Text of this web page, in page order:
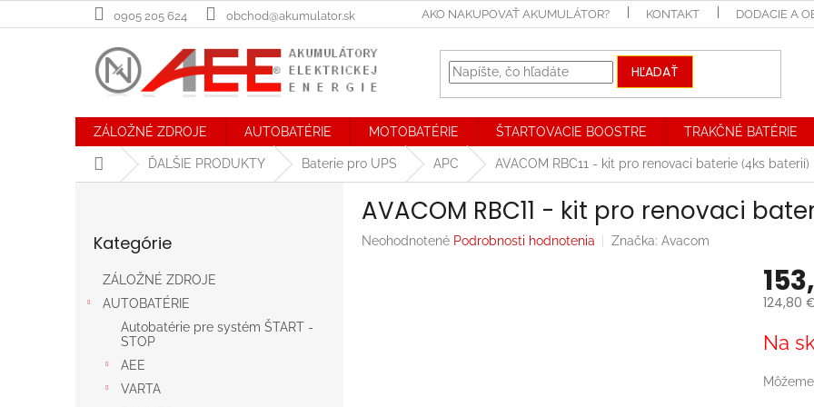
na
0905 205 624 obchod@akumulator.sk AKO NAKUPOVAŤ AKUMULÁTOR? KONTAKT DODACIE A
HĽADAŤ
ZÁLOŽNÉ ZDROJE AUTOBATÉRIE MOTOBATÉRIE ŠTARTOVACIE BOOSTRE TRAKČNÉ BATÉRIE
DomovĎALŠIE PRODUKTY Baterie pro UPS APC AVACOM RBC11 - kit pro renovaci baterie (4ks baterií)
kategórie
Kategórie
ZÁLOŽNÉ ZDROJE
AUTOBATÉRIE
Autobatérie pre systém ŠTART -
STOP
AEE
VARTA
AVACOM RBC11 - kit pro renovaci
Priemerné
Neohodnotené Podrobnosti hodnotenia Značka: Avacom
124,80
cena:
Na